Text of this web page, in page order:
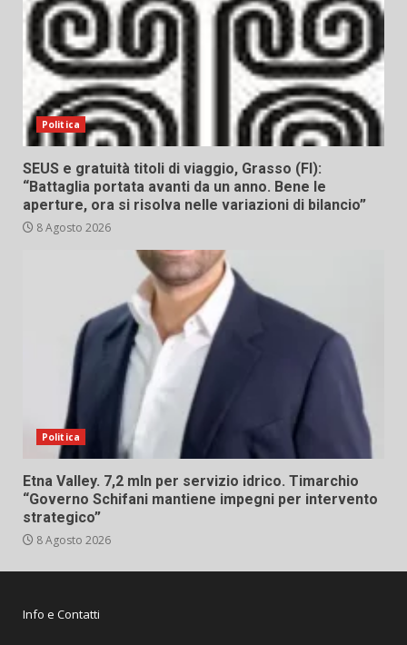
Politica
SEUS e gratuità titoli di viaggio, Grasso (FI):
“Battaglia portata avanti da un anno. Bene le
aperture, ora si risolva nelle variazioni di bilancio”
8 Agosto 2026
Politica
Etna Valley. 7,2 mln per servizio idrico. Timarchio
“Governo Schifani mantiene impegni per intervento
strategico”
8 Agosto 2026
Info e Contatti